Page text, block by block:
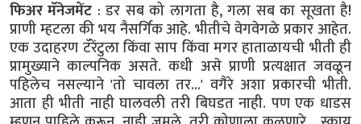
फिअर मॅनेजमेंट : डर सब को लागता है, गला सब का सूखता है!
प्राणी म्हटला की भय नैसर्गिक आहे. भीतीचे वेगवेगळे प्रकार आहेत.
एक उदाहरण टॅरेंटुला किंवा साप किंवा मगर हाताळायची भीती ही
प्रामुख्याने काल्पनिक असते. कधी असे प्राणी प्रत्यक्षात जवळून
पहिलेच नसल्याने 'तो चावला तर...' वगैरे अशा प्रकारची भीती.
आता ही भीती नाही घालवली तरी बिघडत नाही. पण एक धाडस